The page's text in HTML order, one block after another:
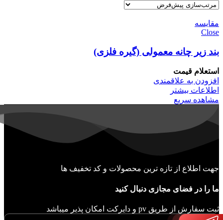
مقایسه
Close
بند زیر چانه معمولی (گیره فلزی)
استعلام قیمت
افزودن به علاقمندی
اطلاعات بیشتر
مشاهده سریع
جهت اطلاع از تازه ترین محصولات و کد تخفیف ها
ما را در فضای مجازی دنبال کنید
ثبت سفارش از طریق pv و دایرکت امکان پذیر میباشد